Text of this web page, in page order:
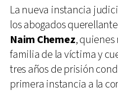
La nueva instancia
los abogados
Naim Chemez,
familia de la víctima y
tres años de prisión
primera instancia a la